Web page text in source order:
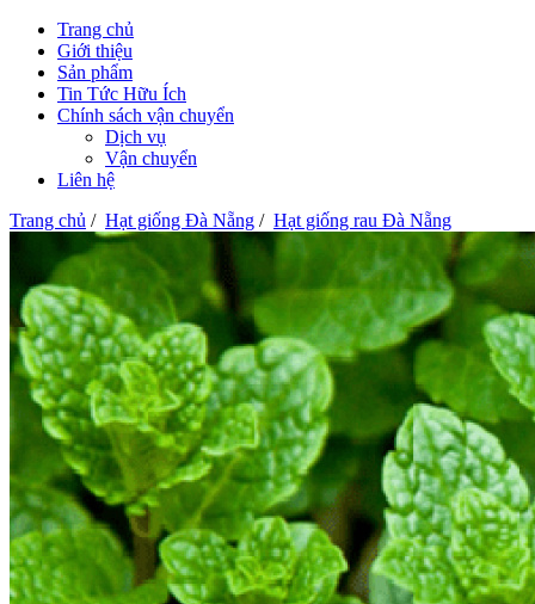
Trang chủ
Giới thiệu
Sản phẩm
Tin Tức Hữu Ích
Chính sách vận chuyển
Dịch vụ
Vận chuyển
Liên hệ
Trang chủ / Hạt giống Đà Nẵng / Hạt giống rau Đà Nẵng